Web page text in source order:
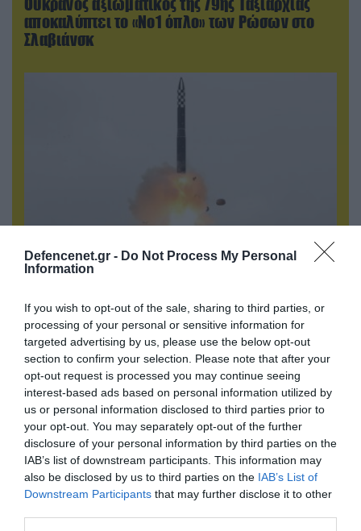
Defencenet.gr - Do Not Process My Personal
Information
If you wish to opt-out of the sale, sharing to third parties, or
processing of your personal or sensitive information for
targeted advertising by us, please use the below opt-out
section to confirm your selection. Please note that after your
opt-out request is processed you may continue seeing
interest-based ads based on personal information utilized by
us or personal information disclosed to third parties prior to
your opt-out. You may separately opt-out of the further
disclosure of your personal information by third parties on the
IAB’s list of downstream participants. This information may
also be disclosed by us to third parties on the IAB’s List of
Downstream Participants that may further disclose it to other
Ουκρανός αξιωματικός της 79ης Ταξιαρχίας
αποκαλύπτει το «Νο1 όπλο» των Ρώσων στο
Σλαβιάνσκ
05.08.2026 | 20:02
Ντονμπάς με εντολή Πούτιν: Οι αλλαγές στη
διοίκηση και πύραυλοι από τη Β.Κορέα